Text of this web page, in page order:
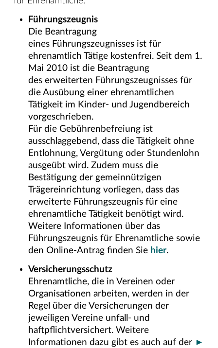
Führungszeugnis
Die Beantragung
eines Führungszeugnisses ist für
ehrenamtlich Tätige kostenfrei. Seit dem 1.
Mai 2010 ist die Beantragung
des erweiterten Führungszeugnisses für
die Ausübung einer ehrenamtlichen
Tätigkeit im Kinder- und Jugendbereich
vorgeschrieben.
Für die Gebührenbefreiung ist
ausschlaggebend, dass die Tätigkeit ohne
Entlohnung, Vergütung oder Stundenlohn
ausgeübt wird. Zudem muss die
Bestätigung der gemeinnützigen
Trägereinrichtung vorliegen, dass das
erweiterte Führungszeugnis für eine
ehrenamtliche Tätigkeit benötigt wird.
Weitere Informationen über das
Führungszeugnis für Ehrenamtliche sowie
den Online-Antrag finden Sie hier.
Versicherungsschutz
Ehrenamtliche, die in Vereinen oder
Organisationen arbeiten, werden in der
Regel über die Versicherungen der
jeweiligen Vereine unfall- und
haftpflichtversichert. Weitere
Informationen dazu gibt es auch auf der ►